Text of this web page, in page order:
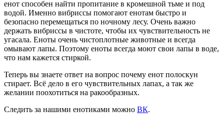
енот способен найти пропитание в кромешной тьме и под
водой. Именно вибриссы помогают енотам быстро и
безопасно перемещаться по ночному лесу. Очень важно
держать вибриссы в чистоте, чтобы их чувствительность не
угасала. Еноты очень чистоплотные животные и всегда
омывают лапы. Поэтому еноты всегда моют свои лапы в воде,
что нам кажется стиркой.
Теперь вы знаете ответ на вопрос почему енот полоскун
стирает. Всё дело в его чувствительных лапах, а так же
желании поохотиться на ракообразных.
Следить за нашими енотиками можно ВК.